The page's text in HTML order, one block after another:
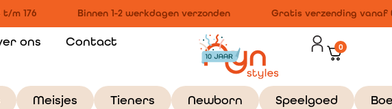
m 176 Binnen 1-2 werkdagen verzonden Gratis verzending vanaf
ons Contact 0
Meisjes Tieners Newborn Speelgoed